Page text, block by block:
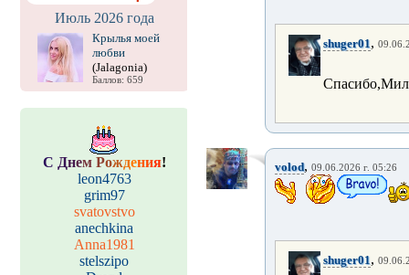
Июль 2026 года
Крылья моей
любви
(Jalagonia)
Баллов: 659
С Днем Рождения!
leon4763
grim97
svatovstvo
anechkina
Anna1981
stelszipo
shuger01,
volod, 09.06.2026 г. 05:26
shuger01,